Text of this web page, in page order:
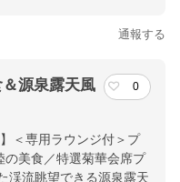
通報する
源泉露天風
0
＜専用ラウンジ付＞プ
の美食／特選菊華会席プ
渓流眺望できる源泉露天